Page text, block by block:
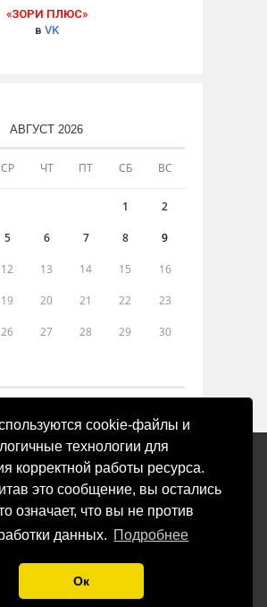
cookie-файлы и
технологии для
корректной работы ресурса.
это сообщение, вы остались
означает, что вы не против
данных. Подробнее
Ок
«ЗОРИ ПЛЮС»
в VK
АВГУСТ 2026
СР ЧТ ПТ СБ ВС
1 2
5 6 7 8 9
12 13 14 15 16
19 20 21 22 23
26 27 28 29 30
Том».